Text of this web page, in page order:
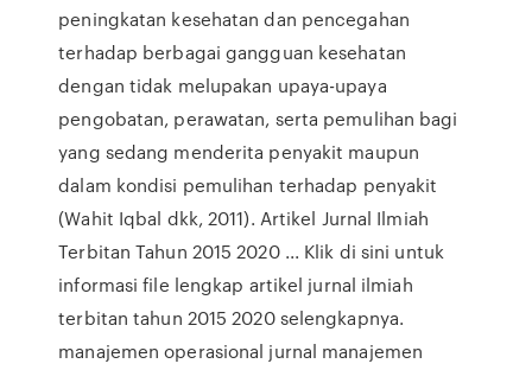
peningkatan kesehatan dan pencegahan
terhadap berbagai gangguan kesehatan
dengan tidak melupakan upaya-upaya
pengobatan, perawatan, serta pemulihan bagi
yang sedang menderita penyakit maupun
dalam kondisi pemulihan terhadap penyakit
(Wahit Iqbal dkk, 2011). Artikel Jurnal Ilmiah
Terbitan Tahun 2015 2020 ... Klik di sini untuk
informasi file lengkap artikel jurnal ilmiah
terbitan tahun 2015 2020 selengkapnya.
manajemen operasional jurnal manajemen